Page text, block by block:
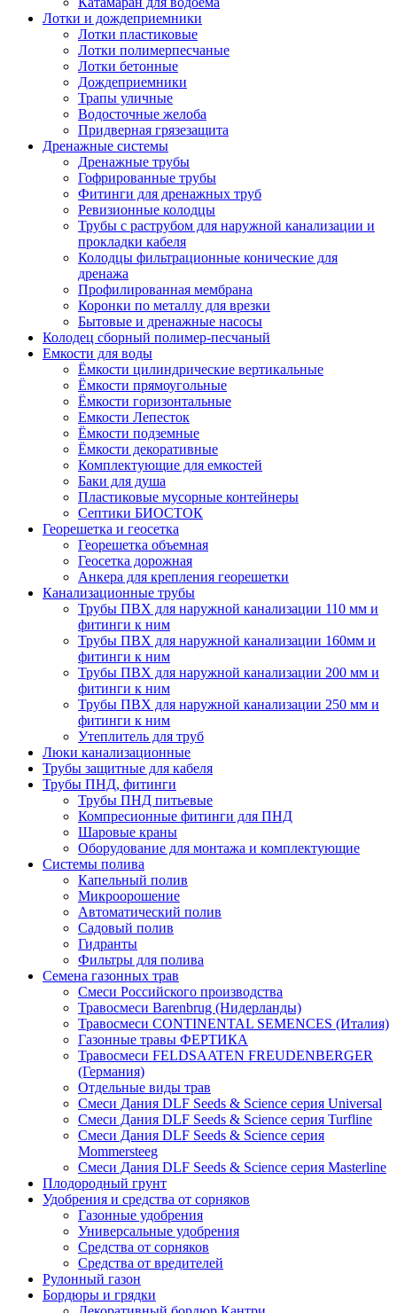
Лотки и дождеприемники
Лотки пластиковые
Лотки полимерпесчаные
Лотки бетонные
Дождеприемники
Трапы уличные
Водосточные желоба
Придверная грязезащита
Дренажные системы
Дренажные трубы
Гофрированные трубы
Фитинги для дренажных труб
Ревизионные колодцы
Трубы с раструбом для наружной канализации и
прокладки кабеля
Колодцы фильтрационные конические для
дренажа
Профилированная мембрана
Коронки по металлу для врезки
Бытовые и дренажные насосы
Колодец сборный полимер-песчаный
Емкости для воды
Ёмкости цилиндрические вертикальные
Ёмкости прямоугольные
Ёмкости горизонтальные
Емкости Лепесток
Ёмкости подземные
Ёмкости декоративные
Комплектующие для емкостей
Баки для душа
Пластиковые мусорные контейнеры
Септики БИОСТОК
Георешетка и геосетка
Георешетка объемная
Геосетка дорожная
Анкера для крепления георешетки
Канализационные трубы
Трубы ПВХ для наружной канализации 110 мм и
фитинги к ним
Трубы ПВХ для наружной канализации 160мм и
фитинги к ним
Трубы ПВХ для наружной канализации 200 мм и
фитинги к ним
Трубы ПВХ для наружной канализации 250 мм и
фитинги к ним
Утеплитель для труб
Люки канализационные
Трубы защитные для кабеля
Трубы ПНД, фитинги
Трубы ПНД питьевые
Компресионные фитинги для ПНД
Шаровые краны
Оборудование для монтажа и комплектующие
Системы полива
Капельный полив
Микроорошение
Автоматический полив
Садовый полив
Гидранты
Фильтры для полива
Семена газонных трав
Смеси Российского производства
Травосмеси Barenbrug (Нидерланды)
Травосмеси CONTINENTAL SEMENCES (Италия)
Газонные травы ФЕРТИКА
Травосмеси FELDSAATEN FREUDENBERGER
(Германия)
Отдельные виды трав
Смеси Дания DLF Seeds & Sciеnce серия Universal
Смеси Дания DLF Seeds & Sciеnce серия Turfline
Смеси Дания DLF Seeds & Sciеnce серия
Mommersteeg
Смеси Дания DLF Seeds & Sciеnce серия Masterline
Плодородный грунт
Удобрения и средства от сорняков
Газонные удобрения
Универсальные удобрения
Средства от сорняков
Средства от вредителей
Рулонный газон
Бордюры и грядки